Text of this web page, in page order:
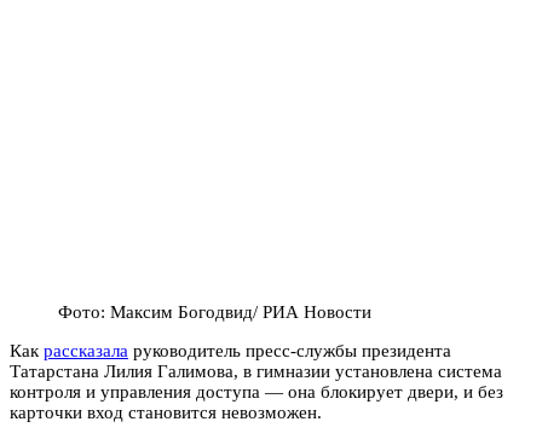
Фото: Максим Богодвид/ РИА Новости
Как рассказала руководитель пресс-службы президента
Татарстана Лилия Галимова, в гимназии установлена система
контроля и управления доступа — она блокирует двери, и без
карточки вход становится невозможен.